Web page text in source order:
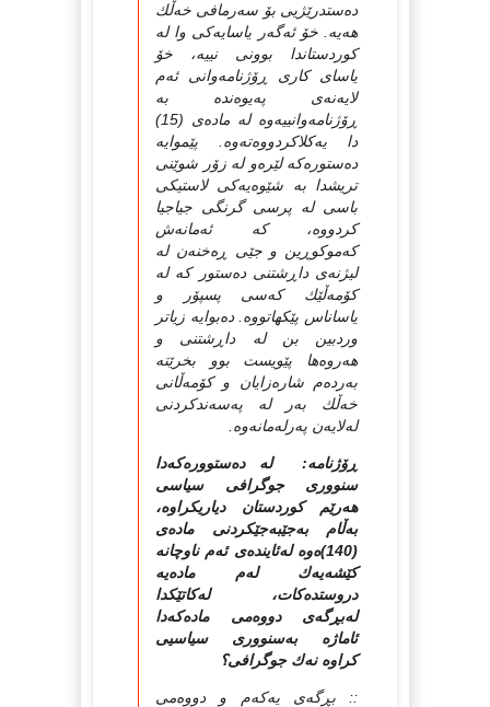
ده‌ستدرێژیی بۆ سه‌رمافی خه‌ڵك
هه‌یه‌. خۆ ئه‌گه‌ر یاسایه‌كی وا له‌
كوردستاندا بوونی نییه‌، خۆ
یاسای كاری ڕۆژنامه‌وانی ئه‌م
لایه‌نه‌ی په‌یوه‌نده‌ به‌
ڕۆژنامه‌وانییه‌وه‌ له‌ ماده‌ی (15)
دا یه‌كلاكردووه‌ته‌وه‌. پێموایه‌
ده‌ستوره‌كه‌ لێره‌و له‌ زۆر شوێنی
تریشدا به‌ شێوه‌یه‌كی لاستیكی
باسی له‌ پرسی گرنگی جیاجیا
كردووه‌، كه‌ ئه‌مانه‌ش
كه‌موكوڕین و جێی ڕه‌خنه‌ن له‌
لیژنه‌ی داڕشتنی ده‌ستور كه‌ له‌
كۆمه‌ڵێك كه‌سی پسپۆر و
یاساناس پێكهاتووه‌. ده‌بوایه‌ زیاتر
وردبین بن له‌ داڕشتنی و
هه‌روه‌ها پێویست بوو بخرێته‌
به‌رده‌م شاره‌زایان و كۆمه‌ڵانی
خه‌ڵك به‌ر له‌ په‌سه‌ندكردنی
له‌لایه‌ن په‌رله‌مانه‌وه‌.
ڕۆژنامه: له‌ ده‌ستووره‌که‌دا
سنووری جوگرافی سیاسی
هه‌رێم كوردستان دیاریکراوه‌،
به‌ڵام به‌جێبه‌جێكردنی ماده‌ی
(140)ه‌وه‌ له‌ئاینده‌ی ئه‌م ناوچانه‌
كێشه‌یه‌ك له‌م ماده‌یه‌
دروستده‌كات، له‌كاتێكدا
له‌بڕگه‌ی دووه‌می ماده‌كه‌دا
ئاماژه‌ به‌سنووری سیاسیی
كراوه‌ نه‌ك جوگرافی؟
:: بڕگه‌ی یه‌كه‌م و دووه‌می